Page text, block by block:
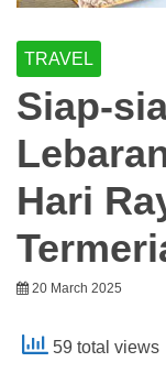
TRAVEL
Siap-
Hari
20 March 2025
59 total views